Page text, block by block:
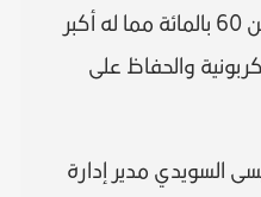
الكفاءة التشغيلية إلى أكثر من 60 بالمائة مما له أكبر
والحفاظ على
السويدي مدير إدارة